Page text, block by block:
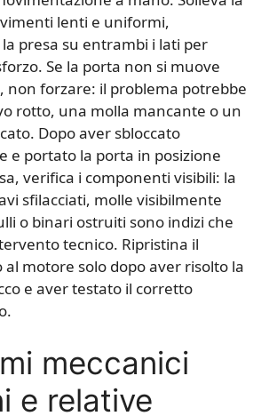
lenti e uniformi,
presa su entrambi i lati per
Se la porta non si muove
non forzare: il problema potrebbe
rotto, una molla mancante o un
Dopo aver sbloccato
e portato la porta in posizione
verifica i componenti visibili: la
sfilacciati, molle visibilmente
o binari ostruiti sono indizi che
tecnico. Ripristina il
motore solo dopo aver risolto la
e aver testato il corretto
meccanici
e relative